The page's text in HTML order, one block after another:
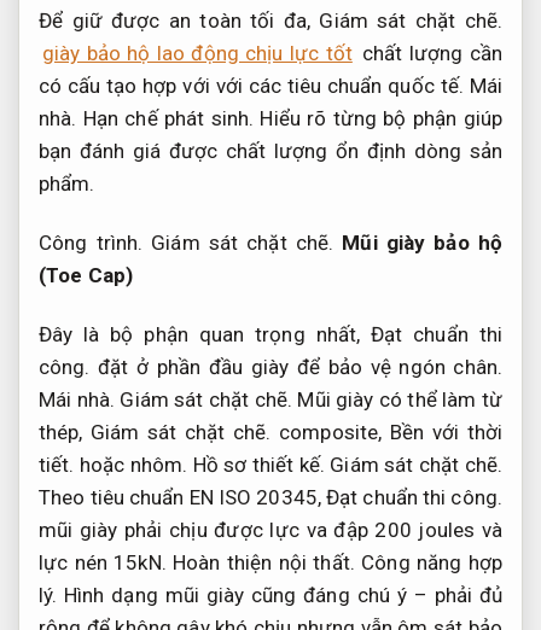
Để giữ được an toàn tối đa, Giám sát chặt chẽ.
giày bảo hộ lao động chịu lực tốt chất lượng cần
có cấu tạo hợp với với các tiêu chuẩn quốc tế. Mái
nhà. Hạn chế phát sinh. Hiểu rõ từng bộ phận giúp
bạn đánh giá được chất lượng ổn định dòng sản
phẩm.
Công trình. Giám sát chặt chẽ. Mũi giày bảo hộ
(Toe Cap)
Đây là bộ phận quan trọng nhất,Đạt chuẩn thi
công. đặt ở phần đầu giày để bảo vệ ngón chân.
Mái nhà. Giám sát chặt chẽ. Mũi giày có thể làm từ
thép, Giám sát chặt chẽ. composite, Bền với thời
tiết. hoặc nhôm. Hồ sơ thiết kế. Giám sát chặt chẽ.
Theo tiêu chuẩn EN ISO 20345,Đạt chuẩn thi công.
mũi giày phải chịu được lực va đập 200 joules và
lực nén 15kN. Hoàn thiện nội thất. Công năng hợp
lý. Hình dạng mũi giày cũng đáng chú ý – phải đủ